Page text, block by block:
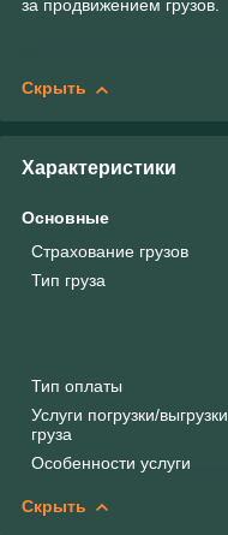
за продвижением грузов.
Скрыть
Характеристики
Основные
Страхование грузов
Тип груза
Тип оплаты
Услуги погрузки/выгрузки
груза
Особенности услуги
Скрыть